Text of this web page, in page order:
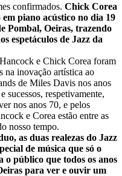
confirmados. Chick Corea
piano acústico no dia 19
Pombal, Oeiras, trazendo
espetáculos de Jazz da
e Chick Corea foram
na inovação artística ao
de Miles Davis nos anos
sucessos, respetivamente,
nos anos 70, e pelos
e Corea estão entre as
nosso tempo.
as duas realezas do Jazz
de música que só o
o público que todos os anos
para ver e ouvir um